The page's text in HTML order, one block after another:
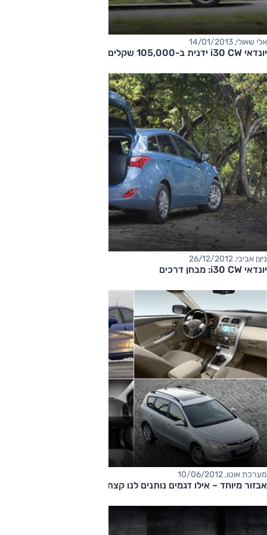
אלי שאולי, 14/01/2013
יונדאי i30 CW ידנית ב-105,000 שקלים
ניצן אביבי, 26/12/2012
יונדאי i30 CW: מבחן דרכים
מערכת אוטו, 10/06/2012
אבזור מיוחד – אילו דגמים נותנים לנו קצת יותר?